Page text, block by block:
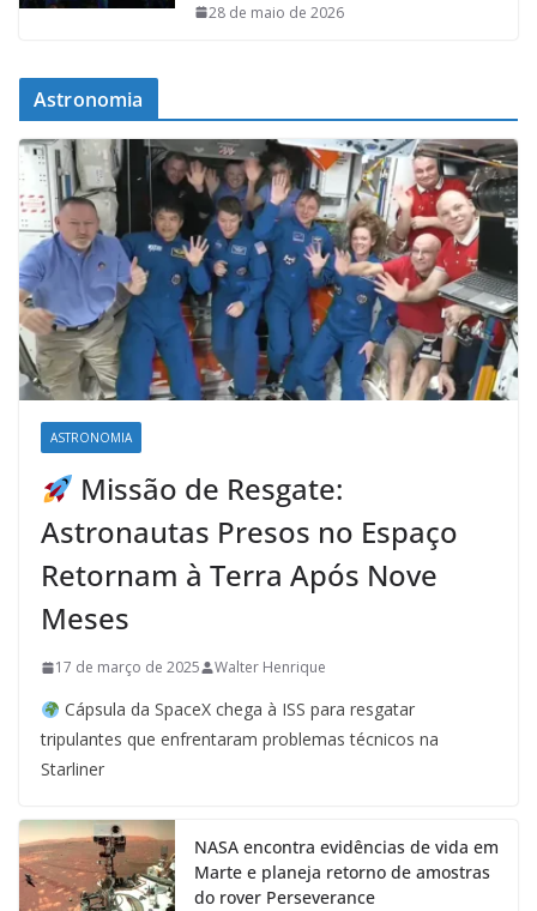
28 de maio de 2026
Astronomia
ASTRONOMIA
Missão de Resgate:
Astronautas Presos no Espaço
Retornam à Terra Após Nove
Meses
17 de março de 2025 Walter Henrique
Cápsula da SpaceX chega à ISS para resgatar
tripulantes que enfrentaram problemas técnicos na
Starliner
NASA encontra evidências de vida em
Marte e planeja retorno de amostras
do rover Perseverance